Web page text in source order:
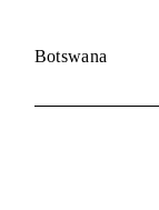
Botswana